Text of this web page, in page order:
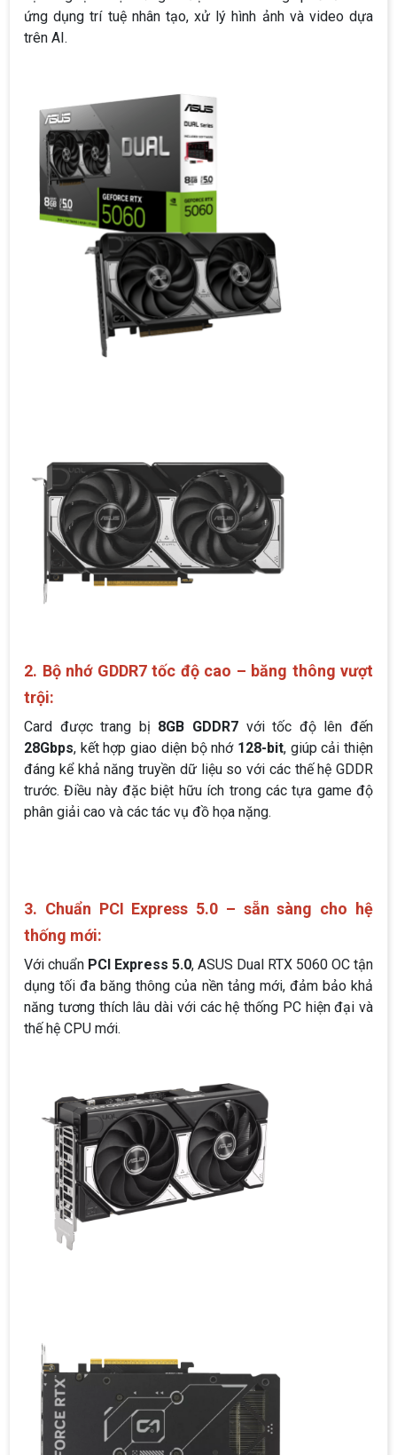
ứng dụng trí tuệ nhân tạo, xử lý hình ảnh và video dựa
trên AI.
2. Bộ nhớ GDDR7 tốc độ cao – băng thông vượt
trội:
Card được trang bị 8GB GDDR7 với tốc độ lên đến
28Gbps, kết hợp giao diện bộ nhớ 128-bit, giúp cải thiện
đáng kể khả năng truyền dữ liệu so với các thế hệ GDDR
trước. Điều này đặc biệt hữu ích trong các tựa game độ
phân giải cao và các tác vụ đồ họa nặng.
3. Chuẩn PCI Express 5.0 – sẵn sàng cho hệ
thống mới:
Với chuẩn PCI Express 5.0, ASUS Dual RTX 5060 OC tận
dụng tối đa băng thông của nền tảng mới, đảm bảo khả
năng tương thích lâu dài với các hệ thống PC hiện đại và
thế hệ CPU mới.